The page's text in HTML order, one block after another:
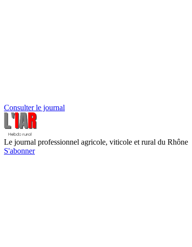
Consulter le journal
Le journal professionnel agricole, viticole et rural du Rhône
S'abonner